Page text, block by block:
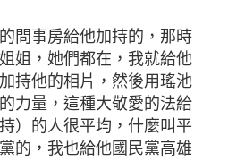
問事房給他加持的，那時
姐，她們都在，我就給他
持他的相片，然後用瑤池
力量，這種大敬愛的法給
）的人很平均，什麼叫平
的，我也給他國民黨高雄